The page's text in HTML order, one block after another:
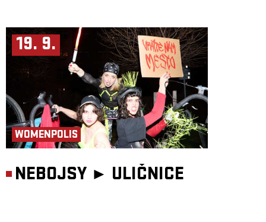
19. 9.
WOMENPOLIS
NEBOJSY ► ULIČNICE